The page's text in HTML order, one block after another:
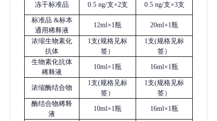
冻干标准品 0.5 ng/支×2支 0.5 ng/支×3支
标准品 &标本
通用稀释液
12ml×1瓶 20ml×1瓶
浓缩生物素化
抗体
1支(规格见标
签）
1支(规格见标
签）
生物素化抗体
稀释液
10ml×1瓶 16ml×1瓶
浓缩酶结合物
1支(规格见标
签）
1支(规格见标
签）
酶结合物稀释
液
10ml×1瓶 16ml×1瓶